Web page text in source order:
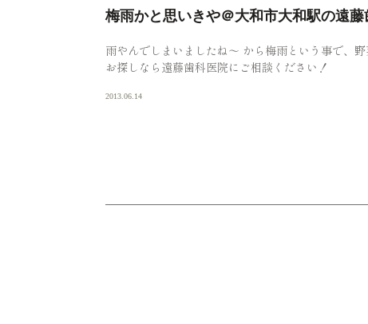
梅雨かと思いきや＠大和市大和駅の遠藤
雨やんでしまいましたね〜 から梅雨という事で、
お探しなら遠藤歯科医院にご相談ください！
2013.06.14